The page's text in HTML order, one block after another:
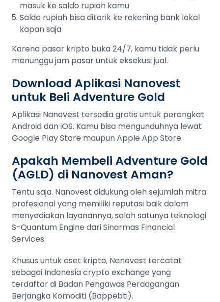
masuk ke saldo rupiah kamu
Saldo rupiah bisa ditarik ke rekening bank lokal
kapan saja
Karena pasar kripto buka 24/7, kamu tidak perlu
menunggu jam pasar untuk eksekusi jual.
Download Aplikasi Nanovest
untuk Beli Adventure Gold
Aplikasi Nanovest tersedia gratis untuk perangkat
Android dan iOS. Kamu bisa mengunduhnya lewat
Google Play Store maupun Apple App Store.
Apakah Membeli Adventure Gold
(AGLD) di Nanovest Aman?
Tentu saja. Nanovest didukung oleh sejumlah mitra
profesional yang memiliki reputasi baik dalam
menyediakan layanannya, salah satunya teknologi
S-Quantum Engine dari Sinarmas Financial
Services.
Khusus untuk aset kripto, Nanovest tercatat
sebagai Indonesia crypto exchange yang
terdaftar di Badan Pengawas Perdagangan
Berjangka Komoditi (Bappebti).